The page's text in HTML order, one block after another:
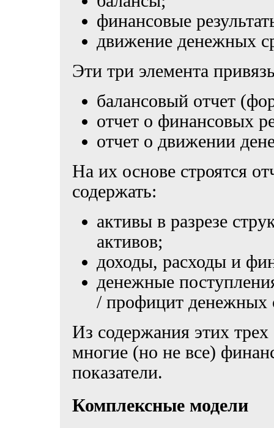
финансовые
движение денежных
Эти три элемента
балансовый отчет
отчет о финансовых
отчет о движении
На их основе строятся
содержать:
активы в разрезе
активов;
доходы, расходы и
денежные
/ профицит денежных
Из содержания этих
многие (но не все)
показатели.
Комплексные модели